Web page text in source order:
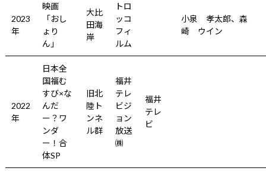
2023
年
映画
「おし
ょり
ん」
大比
田海
岸
トロ
ッコ
フィ
ルム
小泉 孝太郎、森
崎 ウイン
2022
年
日本全
国福む
すび×な
んだ
ー？ワ
ンダ
ー！合
体SP
旧北
陸ト
ンネ
ル群
福井
テレ
ビジ
ョン
放送
㈱
福井
テレ
ビ